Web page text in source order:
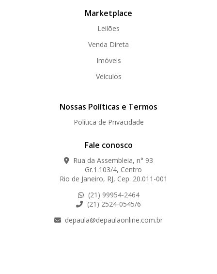
Marketplace
Leilões
Venda Direta
Imóveis
Veículos
Nossas Políticas e Termos
Política de Privacidade
Fale conosco
Rua da Assembleia, n° 93
Gr.1.103/4, Centro
Rio de Janeiro, RJ, Cep. 20.011-001
(21) 99954-2464
(21) 2524-0545/6
depaula@depaulaonline.com.br